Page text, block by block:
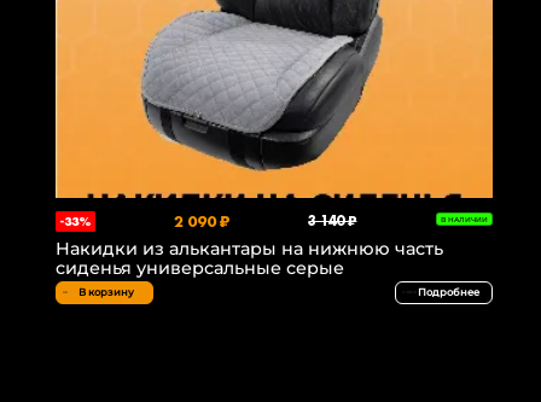
-33% 2 090 ₽ 3 140 ₽ В НАЛИЧИИ
Накидки из алькантары на нижнюю часть
сиденья универсальные серые
В корзину Подробнее